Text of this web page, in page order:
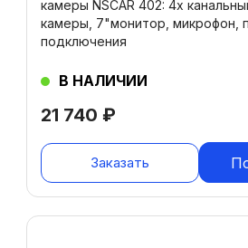
21 740 ₽
камеры NSCAR 402: 4х
камеры, 7"монитор, микрофон,
подключения
В НАЛИЧИИ
Заказать